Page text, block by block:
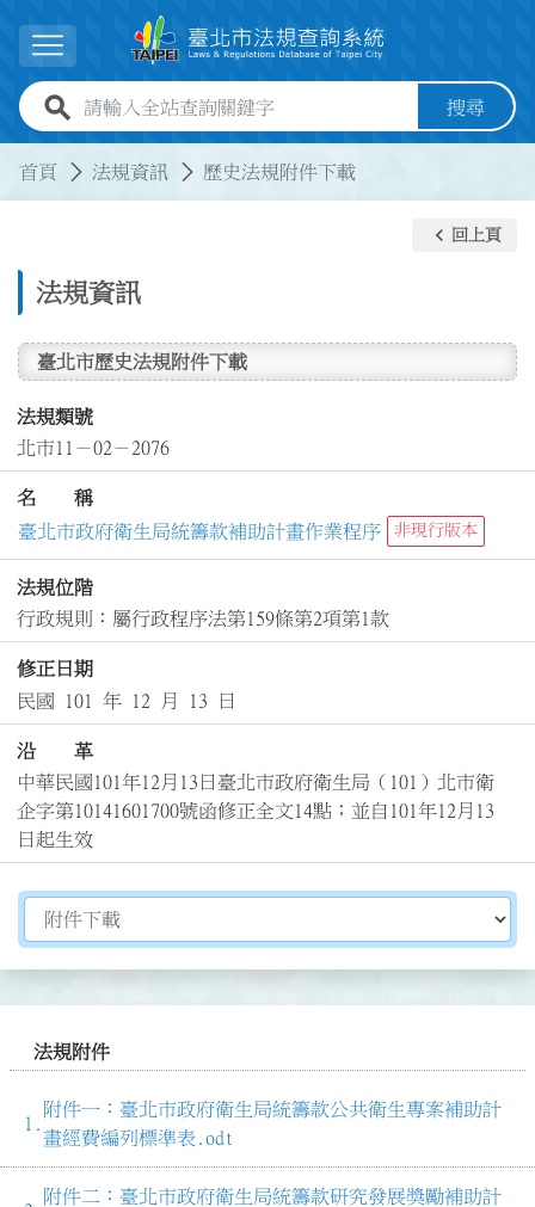
展開選單
全站查詢關鍵字欄位 搜尋
首頁 法規資訊 歷史法規附件下載
法規資訊
keyboard_arrow_left 回上頁
臺北市歷史法規附件下載
法規類號
北市11－02－2076
名 稱
臺北市政府衛生局統籌款補助計畫作業程序
非現行版本
法規位階
行政規則：屬行政程序法第159條第2項第1款
修正日期
民國 101 年 12 月 13 日
沿 革
中華民國101年12月13日臺北市政府衛生局（101）北市衛
企字第10141601700號函修正全文14點；並自101年12月13
日起生效
切換選擇法規資訊內容
法規附件
附件一：臺北市政府衛生局統籌款公共衛生專案補助計
畫經費編列標準表.odt
附件二：臺北市政府衛生局統籌款研究發展獎勵補助計